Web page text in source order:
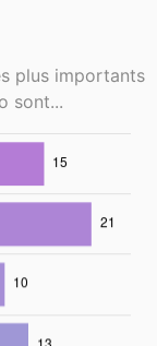
plus importants
sont...